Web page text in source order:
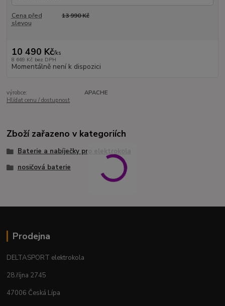
Cena před
slevou
13 990 Kč
10 490 Kč/ks
8 669 Kč bez DPH
Momentálně není k dispozici
výrobce:
APACHE
Hlídat cenu / dostupnost
Zboží zařazeno v kategoriích
Baterie a nabíječky pro elektrokola
nosičová baterie
Prodejna
DELTASPORT elektrokola
28.října 2745
47006 Česká Lípa